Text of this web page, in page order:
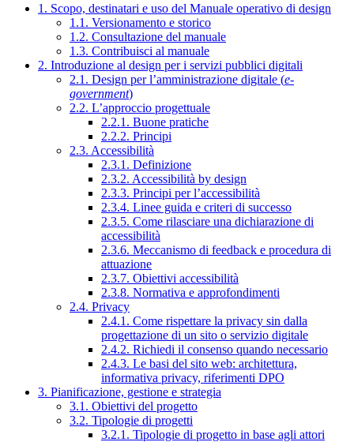
1. Scopo, destinatari e uso del Manuale operativo di design
1.1. Versionamento e storico
1.2. Consultazione del manuale
1.3. Contribuisci al manuale
2. Introduzione al design per i servizi pubblici digitali
2.1. Design per l’amministrazione digitale (e-
government)
2.2. L’approccio progettuale
2.2.1. Buone pratiche
2.2.2. Principi
2.3. Accessibilità
2.3.1. Definizione
2.3.2. Accessibilità by design
2.3.3. Principi per l’accessibilità
2.3.4. Linee guida e criteri di successo
2.3.5. Come rilasciare una dichiarazione di
accessibilità
2.3.6. Meccanismo di feedback e procedura di
attuazione
2.3.7. Obiettivi accessibilità
2.3.8. Normativa e approfondimenti
2.4. Privacy
2.4.1. Come rispettare la privacy sin dalla
progettazione di un sito o servizio digitale
2.4.2. Richiedi il consenso quando necessario
2.4.3. Le basi del sito web: architettura,
informativa privacy, riferimenti DPO
3. Pianificazione, gestione e strategia
3.1. Obiettivi del progetto
3.2. Tipologie di progetti
3.2.1. Tipologie di progetto in base agli attori